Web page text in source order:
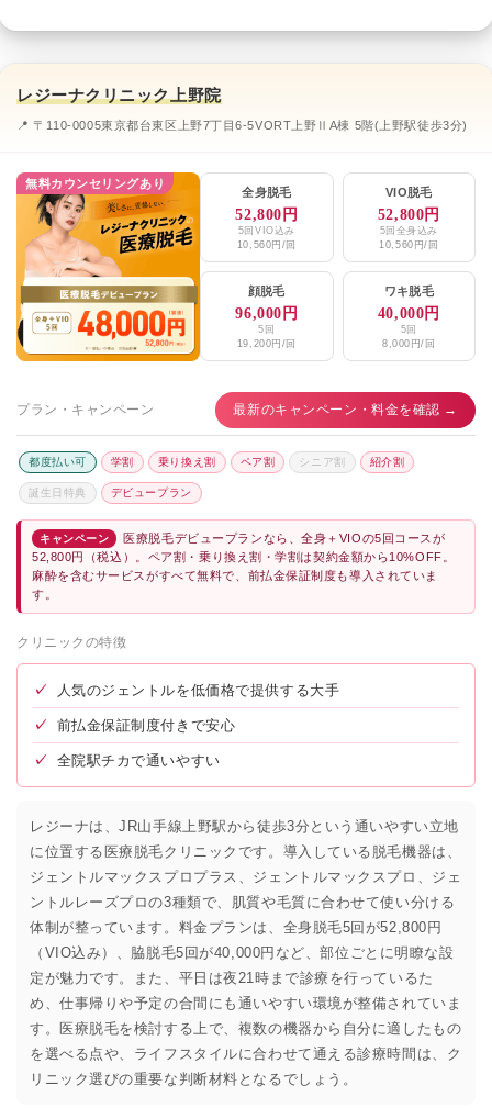
レジーナクリニック上野院
📍 〒110-0005東京都台東区上野7丁目6-5VORT上野ⅡA棟 5階(上野駅徒歩3分)
無料カウンセリングあり
全身脱毛
52,800円
5回VIO込み
10,560円/回
VIO脱毛
52,800円
5回全身込み
10,560円/回
顔脱毛
96,000円
5回
19,200円/回
ワキ脱毛
40,000円
5回
8,000円/回
プラン・キャンペーン 最新のキャンペーン・料金を確認 →
都度払い可 学割 乗り換え割 ペア割 シニア割 紹介割
誕生日特典 デビュープラン
キャンペーン
医療脱毛デビュープランなら、全身＋VIOの5回コースが
52,800円（税込）。ペア割・乗り換え割・学割は契約金額から10%OFF。
麻酔を含むサービスがすべて無料で、前払金保証制度も導入されていま
す。
クリニックの特徴
✓ 人気のジェントルを低価格で提供する大手
✓ 前払金保証制度付きで安心
✓ 全院駅チカで通いやすい
レジーナは、JR山手線上野駅から徒歩3分という通いやすい立地
に位置する医療脱毛クリニックです。導入している脱毛機器は、
ジェントルマックスプロプラス、ジェントルマックスプロ、ジェ
ントルレーズプロの3種類で、肌質や毛質に合わせて使い分ける
体制が整っています。料金プランは、全身脱毛5回が52,800円
（VIO込み）、脇脱毛5回が40,000円など、部位ごとに明瞭な設
定が魅力です。また、平日は夜21時まで診療を行っているた
め、仕事帰りや予定の合間にも通いやすい環境が整備されていま
す。医療脱毛を検討する上で、複数の機器から自分に適したもの
を選べる点や、ライフスタイルに合わせて通える診療時間は、ク
リニック選びの重要な判断材料となるでしょう。